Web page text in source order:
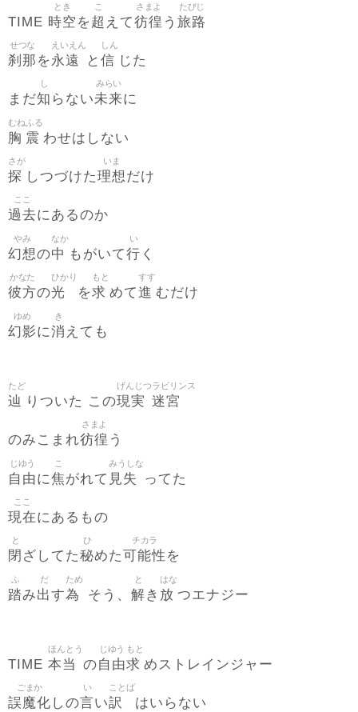
TIME 時空
とき
を超
こ
えて彷徨
さまよ
う 旅路
たびじ
刹那
せつな
を永遠
えいえん
と 信
しん
じた
まだ知
し
らない未来
みらい
に
胸
むね
震
ふる
わせはしない
探
さが
しつづけた理想
いま
だけ
過去
ここ
にあるのか
幻想
やみ
の中
なか
もがいて行
い
く
彼方
かなた
の光
ひかり
を求
もと
めて進
すす
むだけ
幻影
ゆめ
に消
き
えても
辿
たど
りついた この現実
げんじつ
迷宮
ラビリンス
のみこまれ彷徨
さまよ
う
自由
じゆう
に焦
こ
がれて 見失
みうしな
ってた
現在
ここ
にあるもの
閉
と
ざしてた秘
ひ
めた 可能性
チカラ
を
踏
ふ
み出
だ
す為
ため
そう、 解
と
き 放
はな
つエナジー
TIME 本当
ほんとう
の自由
じゆう
求
もと
めストレインジャー
誤魔化
ごまか
しの言
い
い訳
ことば
はいらない